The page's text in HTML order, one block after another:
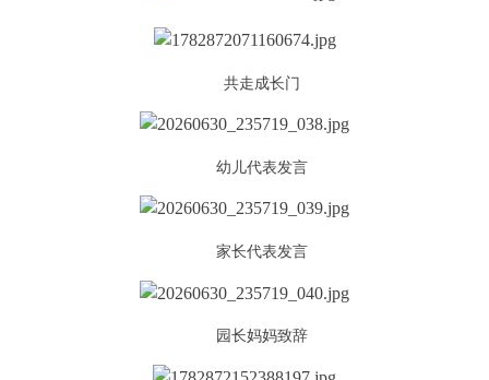
共走成长门
幼儿代表发言
家长代表发言
园长妈妈致辞